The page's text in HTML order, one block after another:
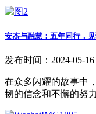
安杰与融慧：五年同行，
发布时间：2024-05-16
在众多闪耀的故事中
韧的信念和不懈的努